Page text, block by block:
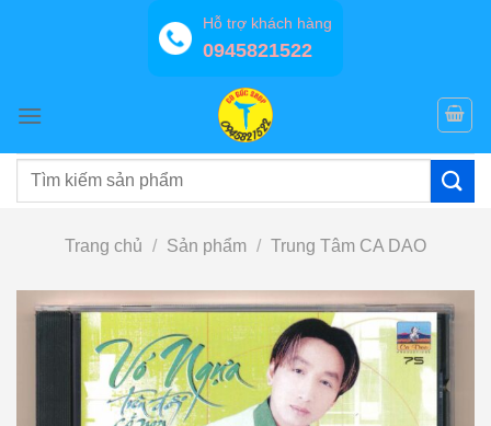
Hỗ trợ khách hàng
0945821522
Tìm
Trang chủ / Sản phẩm / Trung Tâm CA DAO